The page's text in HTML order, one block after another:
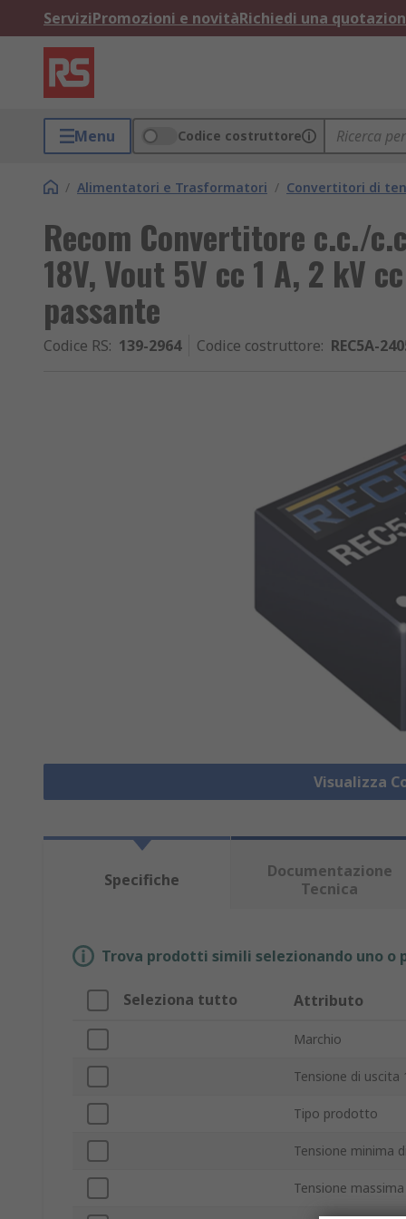
ServiziPromozioni e novitàRichiedi una
Menu Codice costruttore
/ Alimentatori e Trasformatori / Convertitori di
Recom Convertitore c.c./
18V, Vout 5V cc 1 A, 2 kV
passante
Codice RS: 139-2964 Codice costruttore: REC5A-
Visualizza
Specifiche
Documentazione
Tecnica
Trova prodotti simili selezionando uno
Seleziona tutto Attributo
Marchio
Tensione di uscita
Tipo prodotto
Tensione minima
Tensione